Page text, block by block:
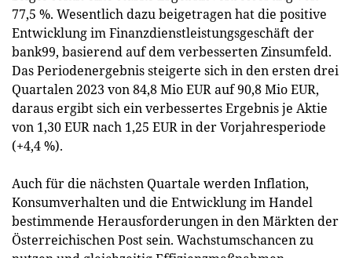
77,5 %. Wesentlich dazu beigetragen hat die positive
Entwicklung im Finanzdienstleistungsgeschäft der
bank99, basierend auf dem verbesserten Zinsumfeld.
Das Periodenergebnis steigerte sich in den ersten drei
Quartalen 2023 von 84,8 Mio EUR auf 90,8 Mio EUR,
daraus ergibt sich ein verbessertes Ergebnis je Aktie
von 1,30 EUR nach 1,25 EUR in der Vorjahresperiode
(+4,4 %).
Auch für die nächsten Quartale werden Inflation,
Konsumverhalten und die Entwicklung im Handel
bestimmende Herausforderungen in den Märkten der
Österreichischen Post sein. Wachstumschancen zu